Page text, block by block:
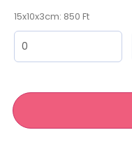
15x10x3cm: 850 Ft